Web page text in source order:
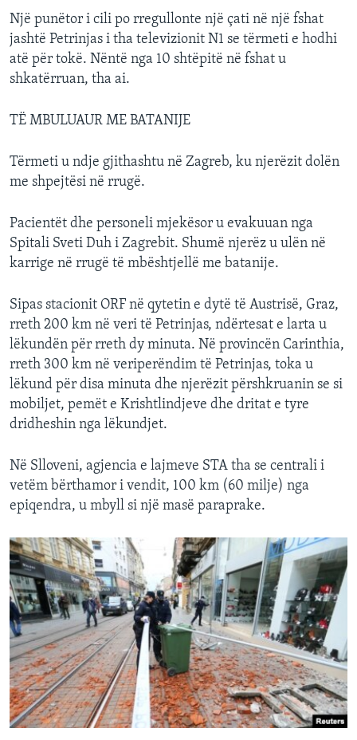
Një punëtor i cili po rregullonte një çati në një fshat
jashtë Petrinjas i tha televizionit N1 se tërmeti e hodhi
atë për tokë. Nëntë nga 10 shtëpitë në fshat u
shkatërruan, tha ai.
TË MBULUAUR ME BATANIJE
Tërmeti u ndje gjithashtu në Zagreb, ku njerëzit dolën
me shpejtësi në rrugë.
Pacientët dhe personeli mjekësor u evakuuan nga
Spitali Sveti Duh i Zagrebit. Shumë njerëz u ulën në
karrige në rrugë të mbështjellë me batanije.
Sipas stacionit ORF në qytetin e dytë të Austrisë, Graz,
rreth 200 km në veri të Petrinjas, ndërtesat e larta u
lëkundën për rreth dy minuta. Në provincën Carinthia,
rreth 300 km në veriperëndim të Petrinjas, toka u
lëkund për disa minuta dhe njerëzit përshkruanin se si
mobiljet, pemët e Krishtlindjeve dhe dritat e tyre
dridheshin nga lëkundjet.
Në Slloveni, agjencia e lajmeve STA tha se centrali i
vetëm bërthamor i vendit, 100 km (60 milje) nga
epiqendra, u mbyll si një masë paraprake.